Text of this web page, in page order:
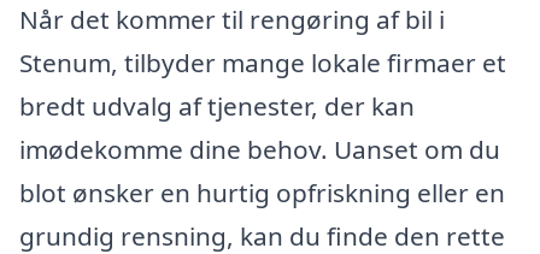
Når det kommer til rengøring af bil i
Stenum, tilbyder mange lokale firmaer et
bredt udvalg af tjenester, der kan
imødekomme dine behov. Uanset om du
blot ønsker en hurtig opfriskning eller en
grundig rensning, kan du finde den rette